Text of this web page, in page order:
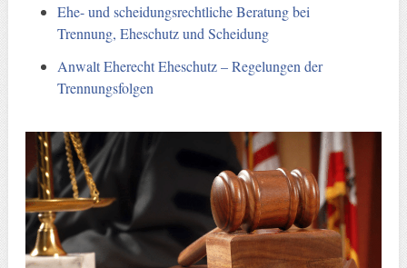
Ehe- und scheidungsrechtliche Beratung bei
Trennung, Eheschutz und Scheidung
Anwalt Eherecht Eheschutz – Regelungen der
Trennungsfolgen